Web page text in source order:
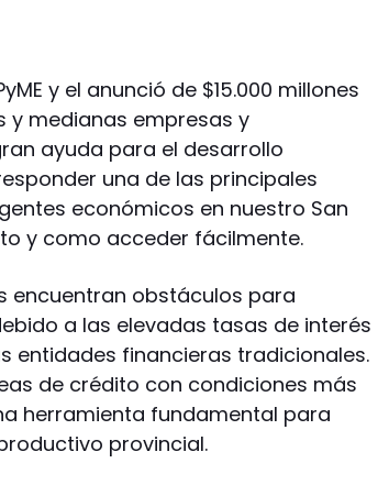
y el anunció de $15.000 millones
y medianas empresas y
ayuda para el desarrollo
una de las principales
económicos en nuestro San
y como acceder fácilmente.
encuentran obstáculos para
a las elevadas tasas de interés
entidades financieras tradicionales.
de crédito con condiciones más
herramienta fundamental para
provincial.